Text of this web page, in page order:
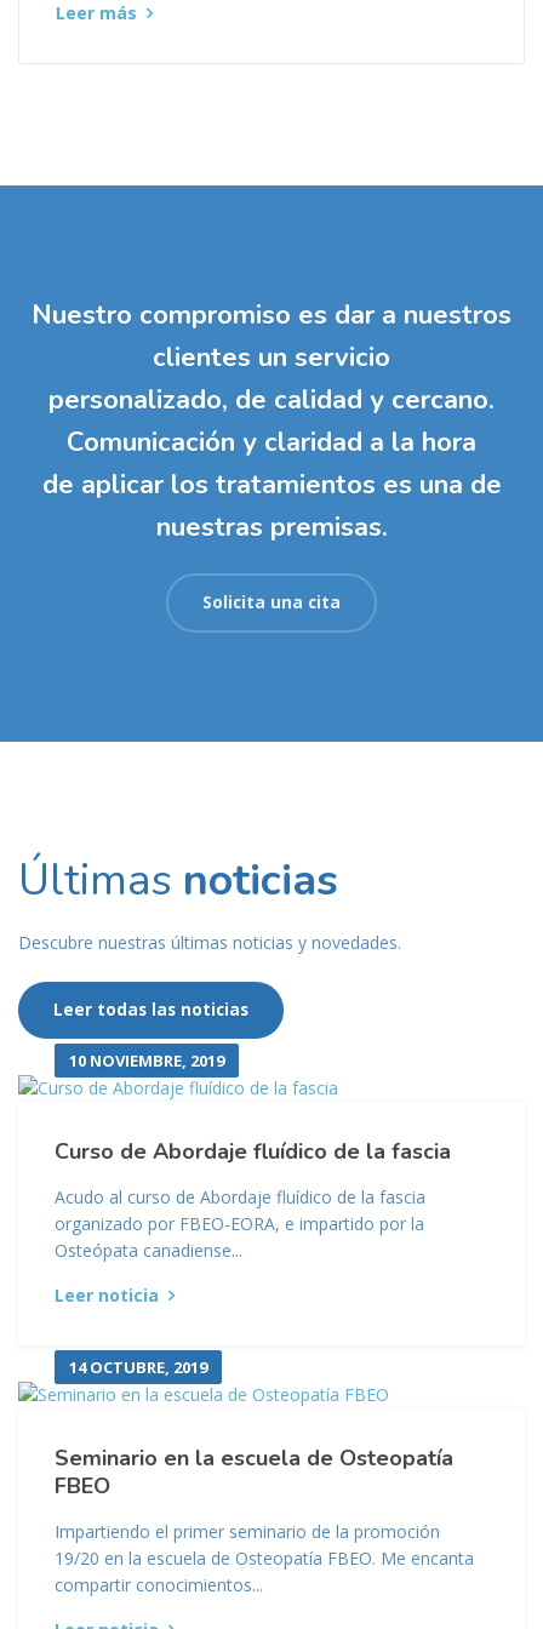
Leer más
Nuestro compromiso es dar a nuestros
clientes un servicio
personalizado, de calidad y cercano.
Comunicación y claridad a la hora
de aplicar los tratamientos es una de
nuestras premisas.
Solicita una cita
Últimas noticias
Descubre nuestras últimas noticias y novedades.
Leer todas las noticias
10 NOVIEMBRE, 2019
Curso de Abordaje fluídico de la fascia
Acudo al curso de Abordaje fluídico de la fascia
organizado por FBEO-EORA, e impartido por la
Osteópata canadiense...
Leer noticia
14 OCTUBRE, 2019
Seminario en la escuela de Osteopatía
FBEO
Impartiendo el primer seminario de la promoción
19/20 en la escuela de Osteopatía FBEO. Me encanta
compartir conocimientos...